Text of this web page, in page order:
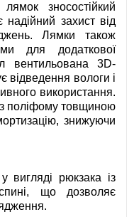
зносостійкий
захист від
Лямки також
для додаткової
вентильована 3D-
відведення вологи і
використання.
поліфому товщиною
знижуючи
вигляді рюкзака із
що дозволяє